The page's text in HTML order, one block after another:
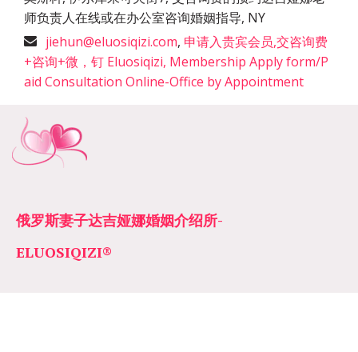
师负责人在线或在办公室咨询婚姻指导, NY
jiehun@eluosiqizi.com, 申请入贵宾会员,交咨询费
+咨询+微，钉 Eluosiqizi, Membership Apply form/P
aid Consultation Online-Office by Appointment
俄罗斯妻子达吉娅娜婚姻介绍所­­
ELUOSIQIZI®